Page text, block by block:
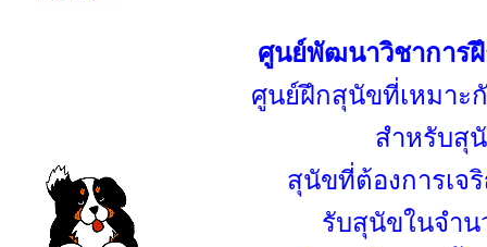
ศูนย์พัฒนาวิชาการ
ศูนย์ฝึกสุนัขที่เหมาะ
สำหรับสุ
สุนัขที่ต้องการเจ
รับสุนัขในจำ